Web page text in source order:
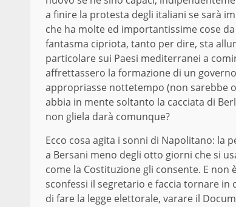
a finire la protesta degli italiani se sarà
che ha molte ed importantissime cose
fantasma cipriota, tanto per dire, sta
particolare sui Paesi mediterranei a
affrettassero la formazione di un
appropriasse nottetempo (non sarebbe
abbia in mente soltanto la cacciata di
non gliela darà comunque?
Ecco cosa agita i sonni di Napolitano: la
a Bersani meno degli otto giorni che si
come la Costituzione gli consente. E
sconfessi il segretario e faccia tornare
di fare la legge elettorale, varare il